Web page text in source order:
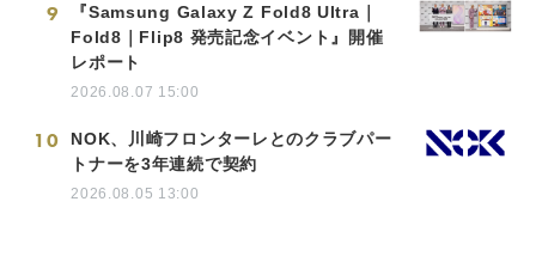
9
『Samsung Galaxy Z Fold8 Ultra｜
Fold8｜Flip8 発売記念イベント』開催
レポート
2026.08.07 15:00
10
NOK、川崎フロンターレとのクラブパー
トナーを3年連続で契約
2026.08.05 13:00